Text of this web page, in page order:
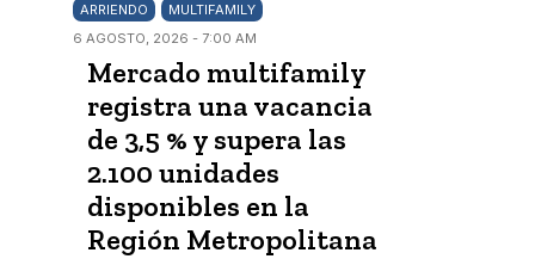
ARRIENDO
MULTIFAMILY
6 AGOSTO, 2026 - 7:00 AM
Mercado multifamily
registra una vacancia
de 3,5 % y supera las
2.100 unidades
disponibles en la
Región Metropolitana